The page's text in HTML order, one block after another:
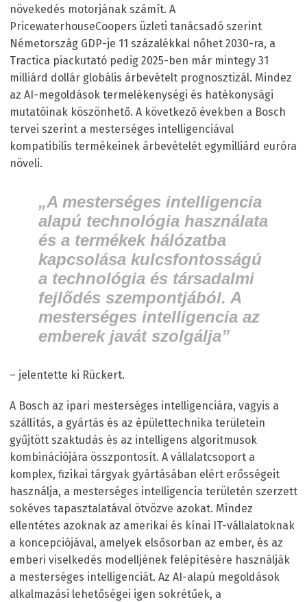
növekedés motorjának számít. A
PricewaterhouseCoopers üzleti tanácsadó szerint
Németország GDP-je 11 százalékkal nőhet 2030-ra, a
Tractica piackutató pedig 2025-ben már mintegy 31
milliárd dollár globális árbevételt prognosztizál. Mindez
az AI-megoldások termelékenységi és hatékonysági
mutatóinak köszönhető. A következő években a Bosch
tervei szerint a mesterséges intelligenciával
kompatibilis termékeinek árbevételét egymilliárd euróra
növeli.
„A mesterséges intelligencia
alapú technológia használata
és a termékek hálózatba
kapcsolása kulcsfontosságú
a technológia és társadalmi
fejlődés szempontjából. A
mesterséges intelligencia az
emberek javát szolgálja”
– jelentette ki Rückert.
A Bosch az ipari mesterséges intelligenciára, vagyis a
szállítás, a gyártás és az épülettechnika területein
gyűjtött szaktudás és az intelligens algoritmusok
kombinációjára összpontosít. A vállalatcsoport a
komplex, fizikai tárgyak gyártásában elért erősségeit
használja, a mesterséges intelligencia területén szerzett
sokéves tapasztalatával ötvözve azokat. Mindez
ellentétes azoknak az amerikai és kínai IT-vállalatoknak
a koncepciójával, amelyek elsősorban az ember, és az
emberi viselkedés modelljének felépítésére használják
a mesterséges intelligenciát. Az AI-alapú megoldások
alkalmazási lehetőségei igen sokrétűek, a